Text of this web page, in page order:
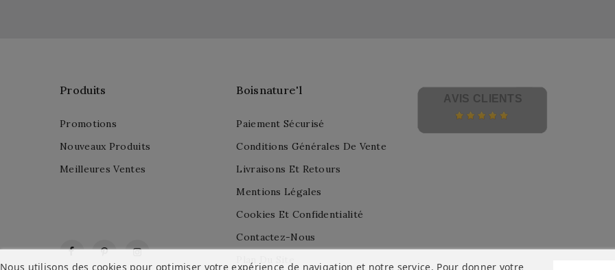
FacebookPinterestInstagram
Produits
Promotions
Nouveaux Produits
Meilleures Ventes
Boisnature'l
Paiement Sécurisé
Conditions Générales De Vente
Livraisons Et Retours
Mentions Légales
Cookies Et Confidentialité
Contactez-Nous
Nous utilisons des cookies pour optimiser votre expérience de navigation et notre service. Pour donner votre
AVIS CLIENTS